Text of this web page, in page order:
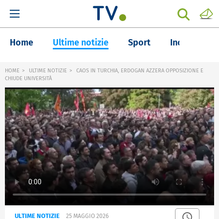
Home Ultime notizie Sport Inchieste
HOME ULTIME NOTIZIE
CAOS IN TURCHIA, ERDOGAN AZZERA OPPOSIZIONE E
CHIUDE UNIVERSITÀ
ULTIME NOTIZIE 25 MAGGIO 2026